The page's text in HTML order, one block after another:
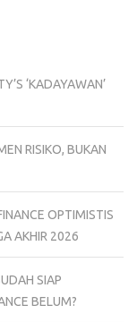
‘KADAYAWAN’
RISIKO, BUKAN
OPTIMISTIS
AKHIR 2026
SIAP
BELUM?